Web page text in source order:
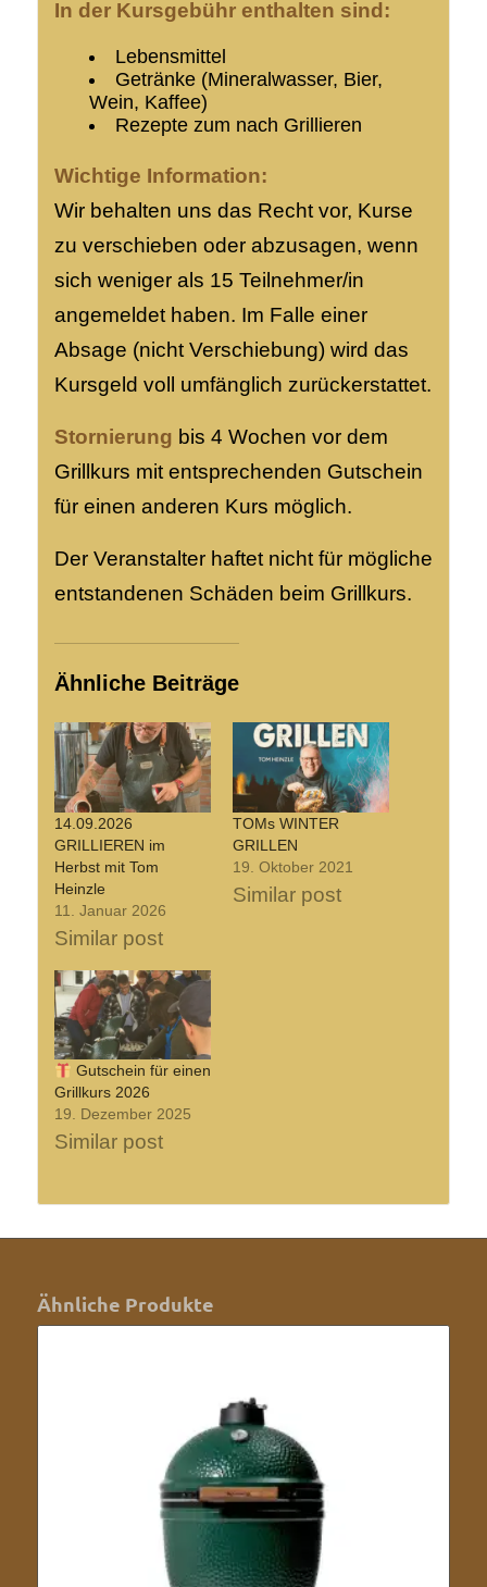
In der Kursgebühr enthalten sind:
Lebensmittel
Getränke (Mineralwasser, Bier,
Wein, Kaffee)
Rezepte zum nach Grillieren
Wichtige Information:
Wir behalten uns das Recht vor, Kurse
zu verschieben oder abzusagen, wenn
sich weniger als 15 Teilnehmer/in
angemeldet haben. Im Falle einer
Absage (nicht Verschiebung) wird das
Kursgeld voll umfänglich zurückerstattet.
Stornierung bis 4 Wochen vor dem
Grillkurs mit entsprechenden Gutschein
für einen anderen Kurs möglich.
Der Veranstalter haftet nicht für mögliche
entstandenen Schäden beim Grillkurs.
Ähnliche Beiträge
14.09.2026
GRILLIEREN im
Herbst mit Tom
Heinzle
11. Januar 2026
Similar post
TOMs WINTER
GRILLEN
19. Oktober 2021
Similar post
Gutschein für einen
Grillkurs 2026
19. Dezember 2025
Similar post
Ähnliche Produkte